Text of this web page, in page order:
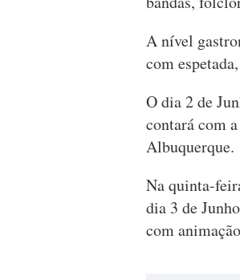
A nível
com
O dia 2 de
contará com
Albuquerque.
Na quinta-
dia 3 de
com